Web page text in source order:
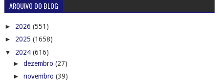
ARQUIVO DO BLOG
► 2026 (551)
► 2025 (1658)
▼ 2024 (616)
► dezembro (27)
► novembro (39)